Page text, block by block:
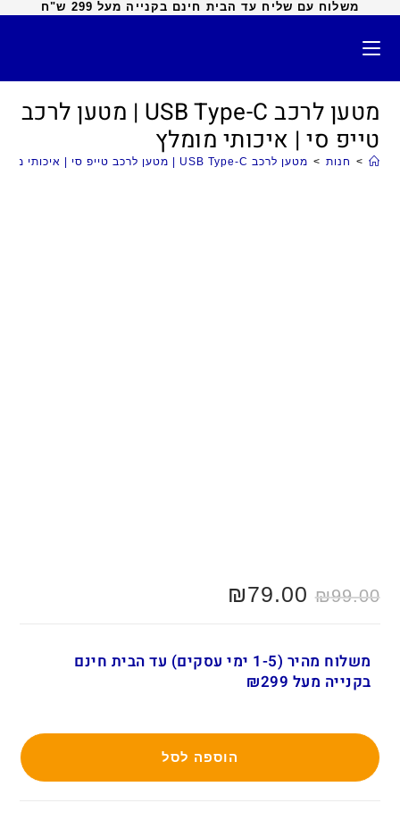
משלוח עם שליח עד הבית חינם בקנייה מעל 299 ש"ח
מטען לרכב USB Type-C | מטען לרכב
טייפ סי | איכותי מומלץ
> חנות > מטען לרכב USB Type-C | מטען לרכב טייפ סי | איכותי מומלץ
₪99.00
המחיר
המקורי
₪79.00
משלוח מהיר (1-5 ימי עסקים) עד הבית חינם
בקנייה מעל ₪299
הוספה לסל